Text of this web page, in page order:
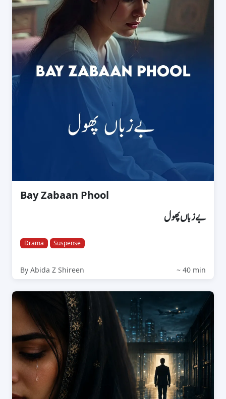
Bay Zabaan Phool
بےزباں پھول
Drama Suspense
By Abida Z Shireen ~ 40 min